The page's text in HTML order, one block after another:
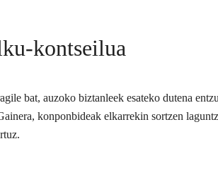
kontseilua
bat, auzoko biztanleek esateko dutena
konponbideak elkarrekin sortzen